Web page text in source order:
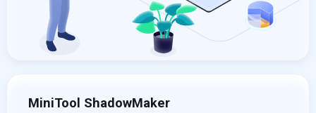
MiniTool ShadowMaker